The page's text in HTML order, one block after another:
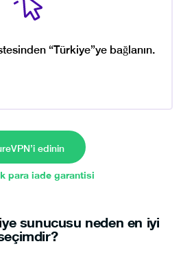
“Türkiye”ye bağlanın.
edinin
para iade garantisi
sunucusu neden en iyi